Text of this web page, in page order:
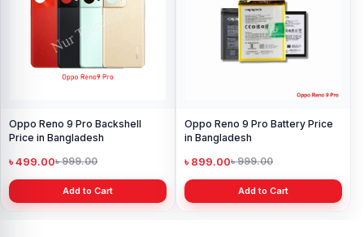
Oppo Reno 9 Pro Backshell
Price in Bangladesh
৳ 499.00৳ 999.00
Add to Cart
Oppo Reno 9 Pro Battery Price
in Bangladesh
৳ 899.00৳ 999.00
Add to Cart